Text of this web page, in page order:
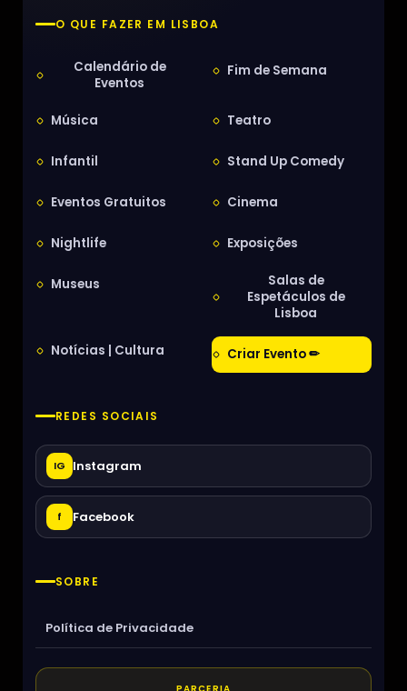
O QUE FAZER EM LISBOA
Calendário de
Eventos
Fim de Semana
Música Teatro
Infantil Stand Up Comedy
Eventos Gratuitos Cinema
Nightlife Exposições
Museus
Salas de
Espetáculos de
Lisboa
Notícias | Cultura Criar Evento ✏
REDES SOCIAIS
IG Instagram
f Facebook
SOBRE
Política de Privacidade